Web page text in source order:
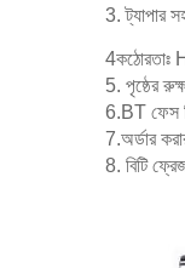
3. ট্যাপার
5. পৃষ্ঠের
6.BT ফেস
7.অর্ডার
8. বিটি